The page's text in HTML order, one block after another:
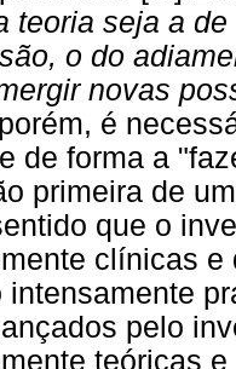
teoria seja a
o do
novas
é
de forma a
primeira de
que o
clínicas
intensamente
pelo
teóricas